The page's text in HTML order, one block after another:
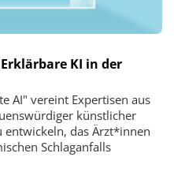
KI in der
AI" vereint Expertisen aus
künstlicher
entwickeln, das Ärzt*innen
Schlaganfalls